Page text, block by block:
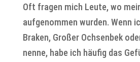
Oft fragen mich Leute, wo
aufgenommen wurden. Wenn
Braken, Großer Ochsenbek
nenne, habe ich häufig das